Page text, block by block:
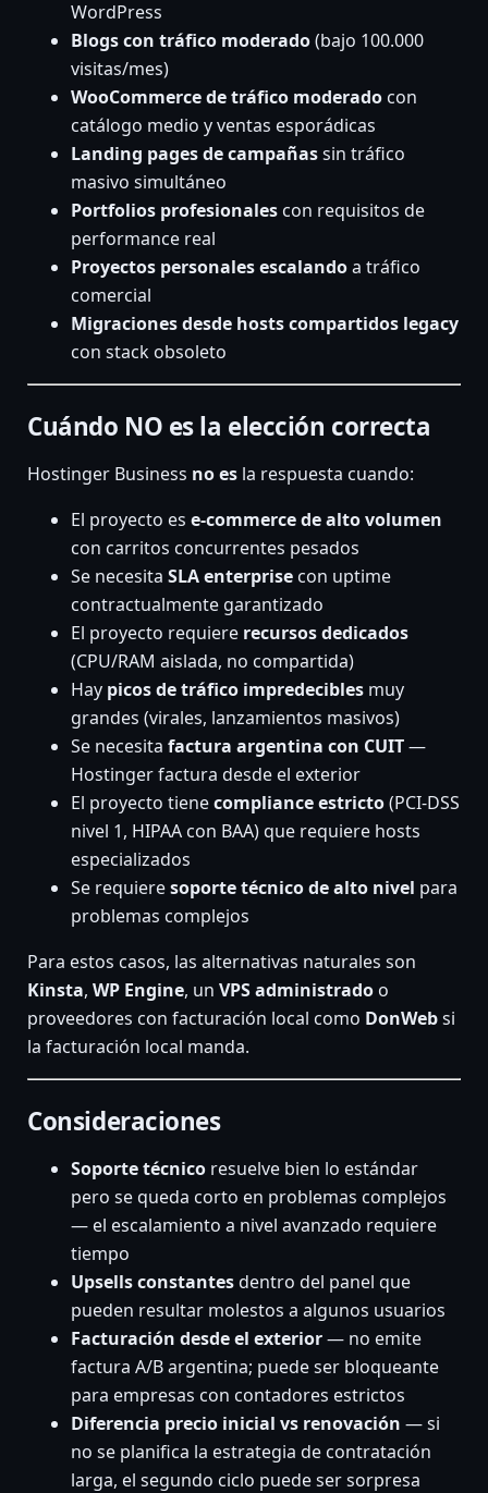
WordPress
Blogs con tráfico moderado(bajo 100.000
visitas/mes)
WooCommerce de tráfico moderado con
catálogo medio y ventas esporádicas
Landing pages de campañassin tráfico
masivo simultáneo
Portfolios profesionales con requisitos de
performance real
Proyectos personales escalandoa tráfico
comercial
Migraciones desde hosts compartidos legacy
con stack obsoleto
Cuándo NO es la elección correcta
Hostinger Business no es la respuesta cuando:
El proyecto ese-commerce de alto volumen
con carritos concurrentes pesados
Se necesitaSLA enterprise con uptime
contractualmente garantizado
El proyecto requiere recursos dedicados
(CPU/RAM aislada, no compartida)
Hay picos de tráfico impredecibles muy
grandes (virales, lanzamientos masivos)
Se necesitafactura argentina con CUIT—
Hostinger factura desde el exterior
El proyecto tienecompliance estricto(PCI-DSS
nivel 1, HIPAA con BAA) que requiere hosts
especializados
Se requieresoporte técnico de alto nivel para
problemas complejos
Para estos casos, las alternativas naturales son
Kinsta,WP Engine, unVPS administrado o
proveedores con facturación local como DonWebsi
la facturación local manda.
Consideraciones
Soporte técnico resuelve bien lo estándar
pero se queda corto en problemas complejos
— el escalamiento a nivel avanzado requiere
tiempo
Upsells constantesdentro del panel que
pueden resultar molestos a algunos usuarios
Facturación desde el exterior— no emite
factura A/B argentina; puede ser bloqueante
para empresas con contadores estrictos
Diferencia precio inicial vs renovación — si
no se planifica la estrategia de contratación
larga, el segundo ciclo puede ser sorpresa